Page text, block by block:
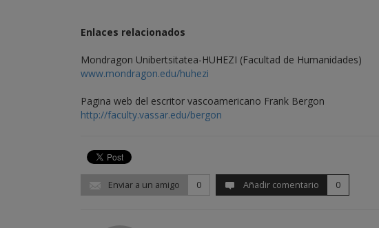
Enlaces relacionados
Mondragon Unibertsitatea-HUHEZI (Facultad de Humanidades)
www.mondragon.edu/huhezi
Pagina web del escritor vascoamericano Frank Bergon
http://faculty.vassar.edu/bergon
Enviar a un amigo 0 Añadir comentario 0